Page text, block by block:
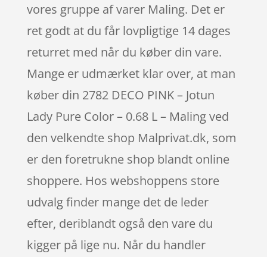
vores gruppe af varer Maling. Det er
ret godt at du får lovpligtige 14 dages
returret med når du køber din vare.
Mange er udmærket klar over, at man
køber din 2782 DECO PINK – Jotun
Lady Pure Color – 0.68 L – Maling ved
den velkendte shop Malprivat.dk, som
er den foretrukne shop blandt online
shoppere. Hos webshoppens store
udvalg finder mange det de leder
efter, deriblandt også den vare du
kigger på lige nu. Når du handler